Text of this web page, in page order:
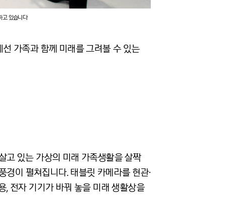
고 있습니다
가족과 함께 미래를 그려볼 수 있는
고 있는 가상의 미래 가족생활을 살짝
이 펼쳐집니다. 태블릿 카메라를 현관·
, 전자 기기가 바꿔 놓을 미래 생활상을